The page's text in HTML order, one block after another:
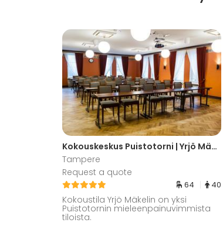
Kokouskeskus Puistotorni | Yrjö Mäkelin
Tampere
Request a quote
64 40
Kokoustila Yrjö Mäkelin on yksi
Puistotornin mieleenpainuvimmista
tiloista.